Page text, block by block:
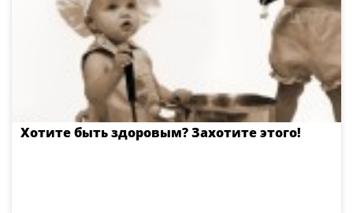
Хотите быть здоровым? Захотите этого!